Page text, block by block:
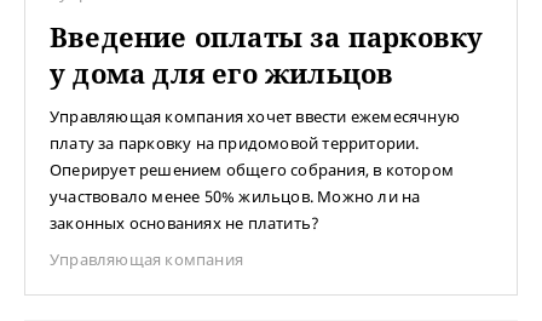
Введение оплаты за парковку
у дома для его жильцов
Управляющая компания хочет ввести ежемесячную
плату за парковку на придомовой территории.
Оперирует решением общего собрания, в котором
участвовало менее 50% жильцов. Можно ли на
законных основаниях не платить?
Управляющая компания